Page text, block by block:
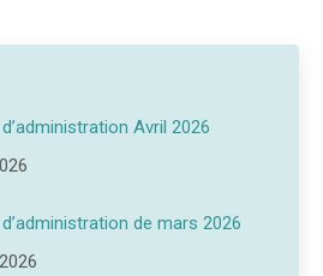
Avril 2026
de mars 2026